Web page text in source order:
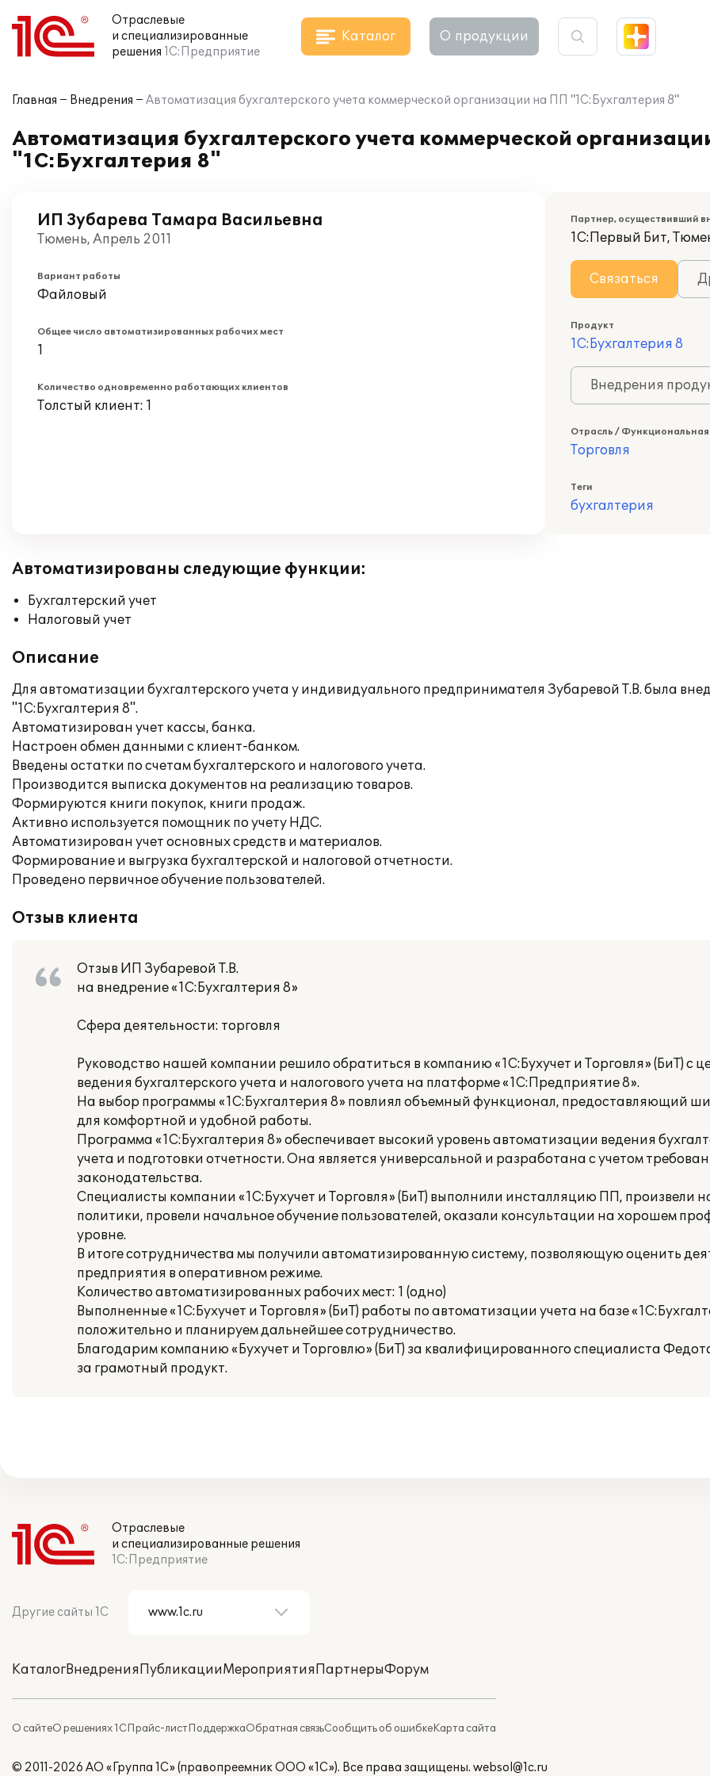
Отраслевые
и специализированные
решения 1С:Предприятие
Каталог О продукции
Главная Внедрения Автоматизация бухгалтерского учета коммерческой организации на ПП "1С:Бухгалтерия 8"
Автоматизация бухгалтерского учета коммерческой
"1С:Бухгалтерия 8"
ИП Зубарева Тамара Васильевна
Тюмень, Апрель 2011
Вариант работы
Файловый
Общее число автоматизированных рабочих мест
1
Количество одновременно работающих клиентов
Толстый клиент: 1
Партнер, осуществивший
1С:Первый Бит,
Связаться
Продукт
1С:Бухгалтерия 8
Внедрения
Отрасль / Функциональная
Торговля
Теги
бухгалтерия
Автоматизированы следующие функции:
Бухгалтерский учет
Налоговый учет
Описание
Для автоматизации бухгалтерского учета у индивидуального предпринимателя Зубаревой Т.В. была
"1С:Бухгалтерия 8".
Автоматизирован учет кассы, банка.
Настроен обмен данными с клиент-банком.
Введены остатки по счетам бухгалтерского и налогового учета.
Производится выписка документов на реализацию товаров.
Формируются книги покупок, книги продаж.
Активно используется помощник по учету НДС.
Автоматизирован учет основных средств и материалов.
Формирование и выгрузка бухгалтерской и налоговой отчетности.
Проведено первичное обучение пользователей.
Отзыв клиента
Отзыв ИП Зубаревой Т.В.
на внедрение «1С:Бухгалтерия 8»
Сфера деятельности: торговля
Руководство нашей компании решило обратиться в компанию «1С:Бухучет и Торговля» (БиТ) с
ведения бухгалтерского учета и налогового учета на платформе «1С:Предприятие 8».
На выбор программы «1С:Бухгалтерия 8» повлиял объемный функционал, предоставляющий
для комфортной и удобной работы.
Программа «1С:Бухгалтерия 8» обеспечивает высокий уровень автоматизации ведения
учета и подготовки отчетности. Она является универсальной и разработана с учетом
законодательства.
Специалисты компании «1С:Бухучет и Торговля» (БиТ) выполнили инсталляцию ПП, произвели
политики, провели начальное обучение пользователей, оказали консультации на хорошем
уровне.
В итоге сотрудничества мы получили автоматизированную систему, позволяющую оценить
предприятия в оперативном режиме.
Количество автоматизированных рабочих мест: 1 (одно)
Выполненные «1С:Бухучет и Торговля» (БиТ) работы по автоматизации учета на базе
положительно и планируем дальнейшее сотрудничество.
Благодарим компанию «Бухучет и Торговлю» (БиТ) за квалифицированного специалиста
за грамотный продукт.
Отраслевые
и специализированные решения
1С:Предприятие
Другие сайты 1С
КаталогВнедренияПубликацииМероприятияПартнерыФорум
О сайтеО решениях 1СПрайс-листПоддержкаОбратная связьСообщить об ошибкеКарта сайта
© 2011-2026 АО «Группа 1С» (правопреемник ООО «1С»). Все права защищены. websol@1c.ru